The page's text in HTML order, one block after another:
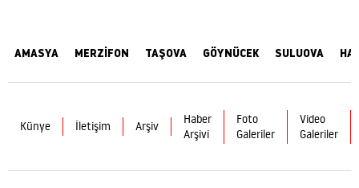
AMASYA MERZİFON TAŞOVA GÖYNÜCEK SULUOVA
Künye İletişim Arşiv
Haber
Arşivi
Foto
Galeriler
Video
Galeriler